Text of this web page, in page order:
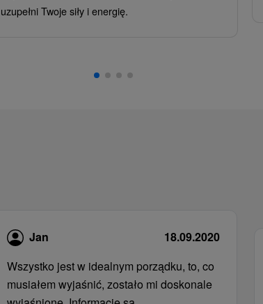
uzupełni Twoje siły i energię.
Jan
18.09.2020
Wszystko jest w idealnym porządku, to, co
musiałem wyjaśnić, zostało mi doskonale